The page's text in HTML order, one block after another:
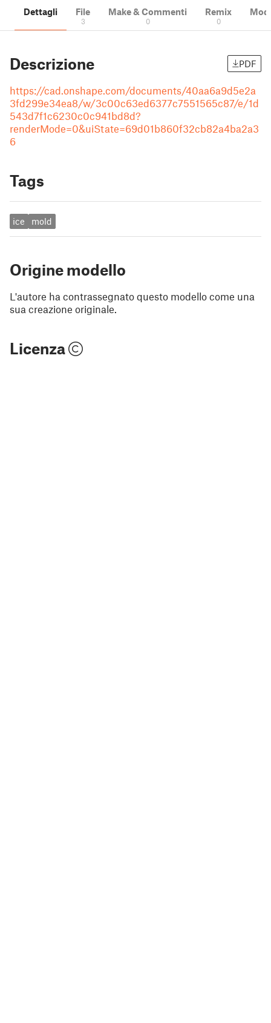
Dettagli File
3
Make & Commenti
0
Remix
0
Descrizione PDF
https://cad.onshape.com/documents/40aa6a9d5e2a
3fd299e34ea8/w/3c00c63ed6377c7551565c87/e/1d
543d7f1c6230c0c941bd8d?
renderMode=0&uiState=69d01b860f32cb82a4ba2a3
6
Tags
ice mold
Origine modello
L'autore ha contrassegnato questo modello come una
sua creazione originale.
Licenza